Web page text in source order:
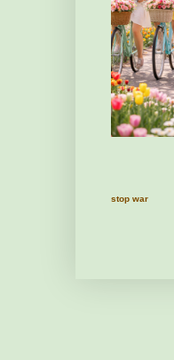
stop war